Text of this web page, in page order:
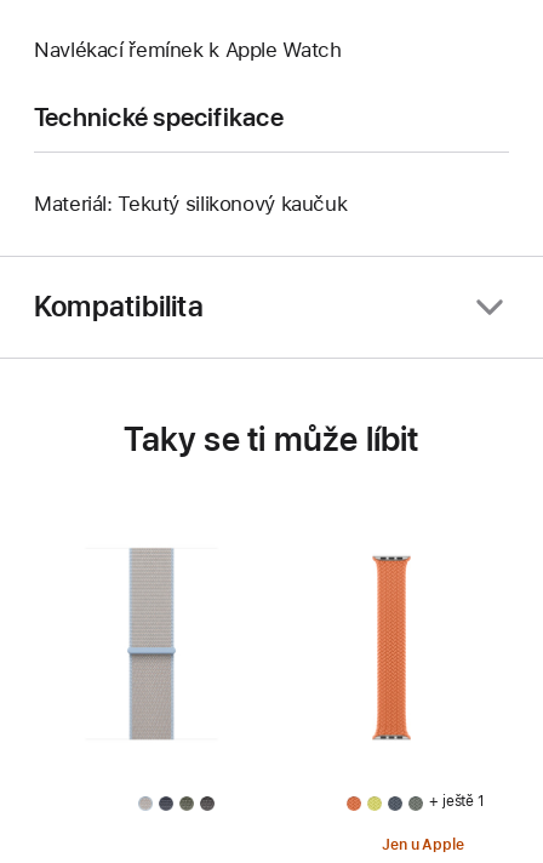
Navlékací řemínek k Apple Watch
Technické specifikace
Materiál: Tekutý silikonový kaučuk
Kompatibilita
Taky se ti může líbit
+ ještě 1
Jen u Apple